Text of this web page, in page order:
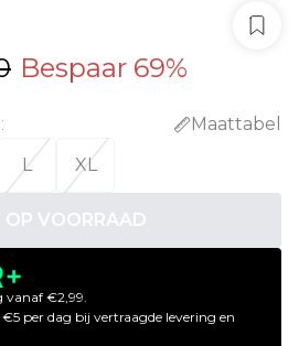
Bespaar 69%
:
Maattabel
L XL
OP VOORRAAD
vanaf €2,99.
per dag bij vertraagde levering en